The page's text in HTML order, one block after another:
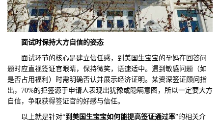
面试时保持大方自信的姿态
面试环节的核心是建立信任感，到美国生宝宝的孕妈在回答问
题时应直视签证官眼睛，保持微笑，语速适中。遇到敏感问题（如
是否占用福利）时需明确否认并展示经济证明。某资深签证顾问指
出，70%的拒签源于申请人表现出犹豫或隐瞒意图，所以一定要大方
自信，争取获得签证官的好感与信任。
以上就是针对“到美国生宝宝如何能提高签证通过率”的相关介